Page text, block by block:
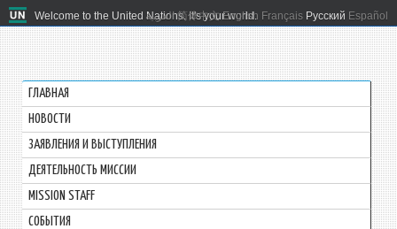
Welcome to the United Nations. It's your world.
العربية 简体中文 English Français Русский Español
ГЛАВНАЯ
HОВОСТИ
ЗАЯВЛЕНИЯ И ВЫСТУПЛЕНИЯ
ДЕЯТЕЛЬНОСТЬ МИССИИ
MISSION STAFF
СОБЫТИЯ